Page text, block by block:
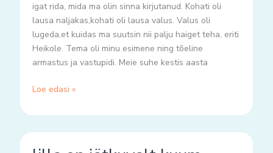
igat rida, mida ma olin sinna kirjutanud. Kohati oli
lausa naljakas,kohati oli lausa valus. Valus oli
lugeda,et kuidas ma suutsin nii palju haiget teha, eriti
Heikole. Tema oli minu esimene ning tõeline
armastus ja vastupidi. Meie suhe kestis aasta
Loe edasi »